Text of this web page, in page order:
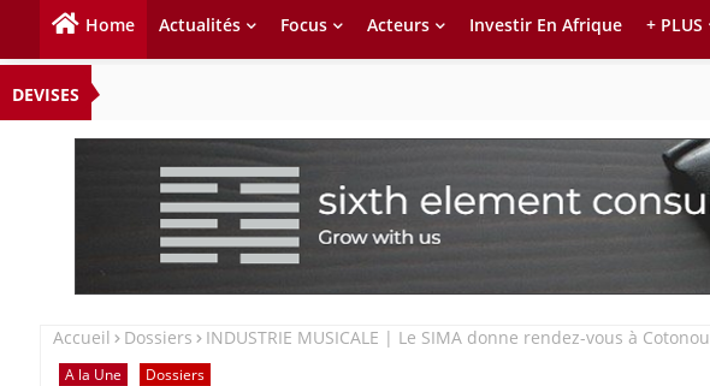
Home Actualités Focus Acteurs Investir En Afrique + PLUS
DEVISES
Accueil Dossiers INDUSTRIE MUSICALE | Le SIMA donne rendez-vous à Cotonou
A la Une Dossiers